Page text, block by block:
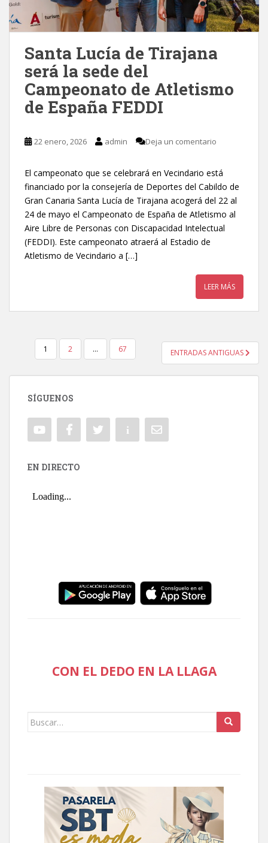
Santa Lucía de Tirajana
será la sede del
Campeonato de Atletismo
de España FEDDI
22 enero, 2026 admin Deja un comentario
El campeonato que se celebrará en Vecindario está
financiado por la consejería de Deportes del Cabildo de
Gran Canaria Santa Lucía de Tirajana acogerá del 22 al
24 de mayo el Campeonato de España de Atletismo al
Aire Libre de Personas con Discapacidad Intelectual
(FEDDI). Este campeonato atraerá al Estadio de
Atletismo de Vecindario a […]
LEER MÁS
NAVEGACIÓN DE ENTRADAS
1 2 … 67 ENTRADAS ANTIGUAS
SÍGUENOS
EN DIRECTO
CON EL DEDO EN LA LLAGA
Buscar: